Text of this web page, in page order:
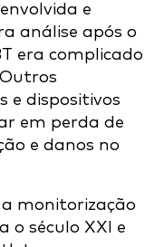
e
análise após o
era complicado
e dispositivos
em perda de
e danos no
a monitorização
o século XXI e